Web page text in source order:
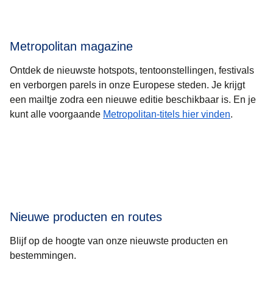
Metropolitan magazine
Ontdek de nieuwste hotspots, tentoonstellingen, festivals
en verborgen parels in onze Europese steden. Je krijgt
een mailtje zodra een nieuwe editie beschikbaar is. En je
kunt alle voorgaande Metropolitan-titels hier vinden.
Nieuwe producten en routes
Blijf op de hoogte van onze nieuwste producten en
bestemmingen.